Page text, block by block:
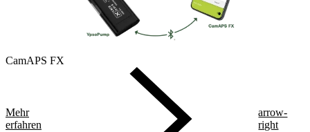
CamAPS FX
Mehr
erfahren
arrow-
right